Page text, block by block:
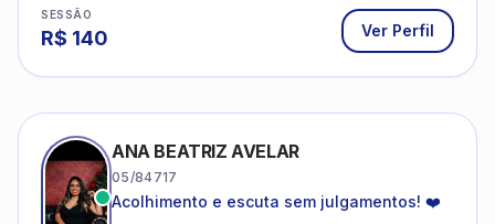
SESSÃO
R$ 140 Ver Perfil
ANA BEATRIZ AVELAR
05/84717
Acolhimento e escuta sem julgamentos! ❤️